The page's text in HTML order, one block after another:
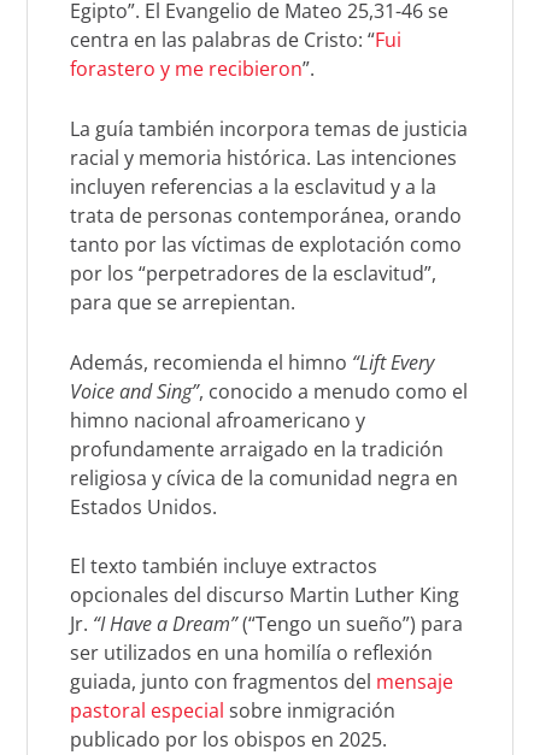
Egipto”. El Evangelio de Mateo 25,31-46 se
centra en las palabras de Cristo: “Fui
forastero y me recibieron”.
La guía también incorpora temas de justicia
racial y memoria histórica. Las intenciones
incluyen referencias a la esclavitud y a la
trata de personas contemporánea, orando
tanto por las víctimas de explotación como
por los “perpetradores de la esclavitud”,
para que se arrepientan.
Además, recomienda el himno “Lift Every
Voice and Sing”, conocido a menudo como el
himno nacional afroamericano y
profundamente arraigado en la tradición
religiosa y cívica de la comunidad negra en
Estados Unidos.
El texto también incluye extractos
opcionales del discurso Martin Luther King
Jr. “I Have a Dream”(“Tengo un sueño”) para
ser utilizados en una homilía o reflexión
guiada, junto con fragmentos del mensaje
pastoral especial sobre inmigración
publicado por los obispos en 2025.